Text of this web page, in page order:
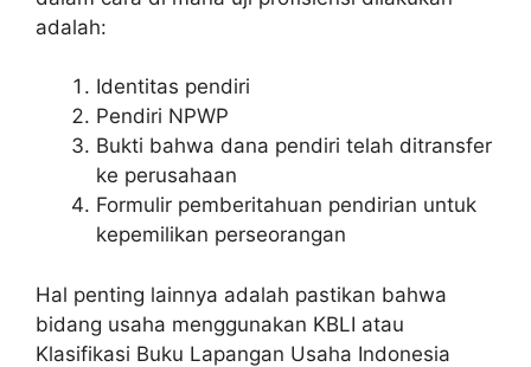
adalah:
Identitas pendiri
Pendiri NPWP
Bukti bahwa dana pendiri telah ditransfer
ke perusahaan
Formulir pemberitahuan pendirian untuk
kepemilikan perseorangan
Hal penting lainnya adalah pastikan bahwa
bidang usaha menggunakan KBLI atau
Klasifikasi Buku Lapangan Usaha Indonesia